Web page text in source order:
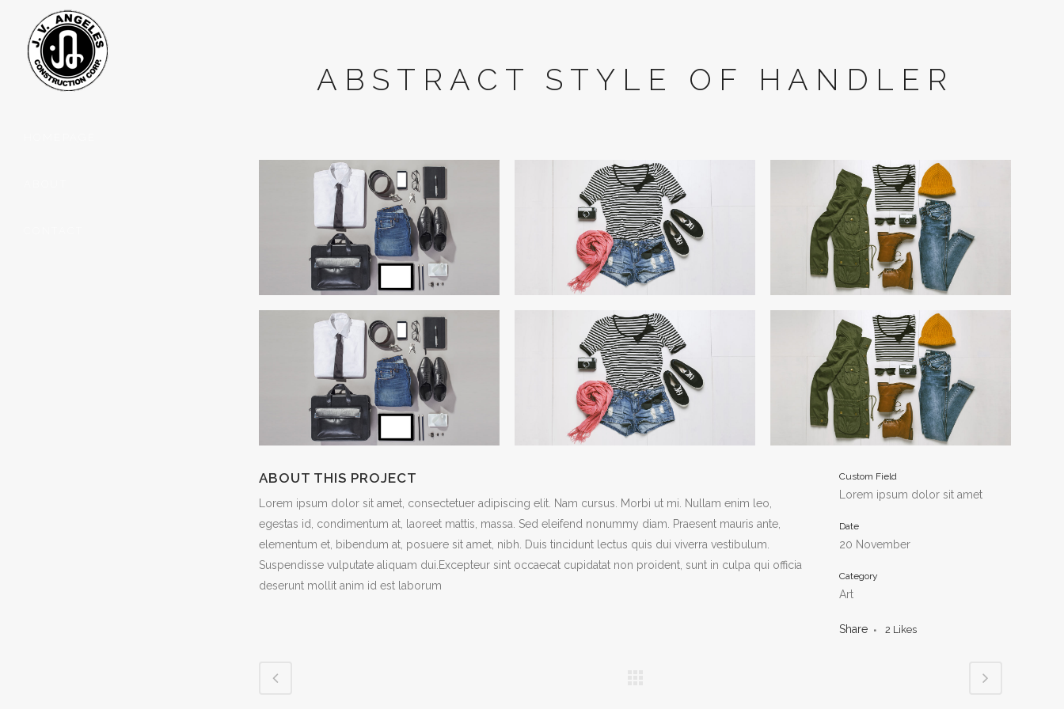
ABSTRACT STYLE OF HANDLER
ABOUT THIS PROJECT
Lorem ipsum dolor sit amet, consectetuer adipiscing elit. Nam cursus. Morbi ut mi. Nullam enim leo,
egestas id, condimentum at, laoreet mattis, massa. Sed eleifend nonummy diam. Praesent mauris ante,
elementum et, bibendum at, posuere sit amet, nibh. Duis tincidunt lectus quis dui viverra vestibulum.
Suspendisse vulputate aliquam dui.Excepteur sint occaecat cupidatat non proident, sunt in culpa qui officia
deserunt mollit anim id est laborum
Custom Field
Lorem ipsum dolor sit amet
Date
20 November
Category
Art
Share 2 Likes